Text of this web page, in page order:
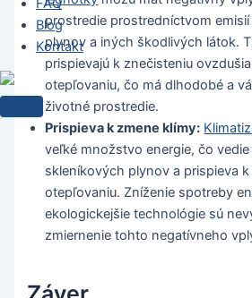
FAQ
Blog
Kontakt
prostredie prostredníctvom
plynov a iných škodlivých látok.
prispievajú k znečisteniu
otepľovaniu, čo má dlhodobé a
životné prostredie.
Prispieva k zmene klímy:
veľké množstvo energie, čo
skleníkových plynov a prispieva
otepľovaniu. Zníženie spotreby
ekologickejšie technológie sú
zmiernenie tohto negatívneho